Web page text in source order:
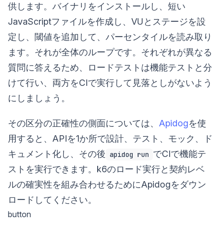
供します。バイナリをインストールし、短い
JavaScriptファイルを作成し、VUとステージを設
定し、閾値を追加して、パーセンタイルを読み取り
ます。それが全体のループです。それぞれが異なる
質問に答えるため、ロードテストは機能テストと分
けて行い、両方をCIで実行して見落としがないよう
にしましょう。
その区分の正確性の側面については、 Apidogを使
用すると、APIを1か所で設計、テスト、モック、ド
キュメント化し、その後 apidog run でCIで機能テ
ストを実行できます。k6のロード実行と契約レベ
ルの確実性を組み合わせるためにApidogをダウン
ロードしてください。
button